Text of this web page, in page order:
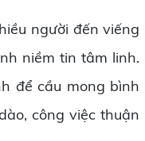
người đến viếng
niềm tin tâm linh.
để cầu mong bình
công việc thuận